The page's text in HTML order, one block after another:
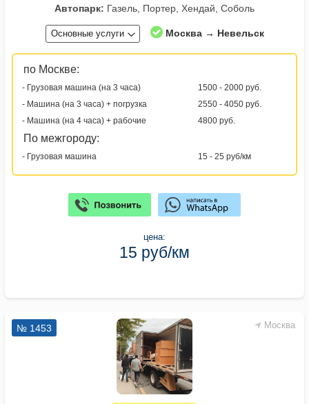
Автопарк: Газель, Портер, Хендай, Соболь
Основные услуги Москва → Невельск
по Москве:
- Грузовая машина (на 3 часа)
1500 - 2000 руб.
- Машина (на 3 часа) + погрузка
2550 - 4050 руб.
- Машина (на 4 часа) + рабочие
4800 руб.
По межгороду:
- Грузовая машина 15 - 25 руб/км
цена:
15 руб/км
Москва
№ 1453